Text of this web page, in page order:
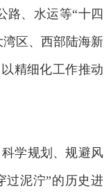
路、水运等“十四
区、西部陆海新
精细化工作推动
学规划、规避风
过泥泞”的历史进